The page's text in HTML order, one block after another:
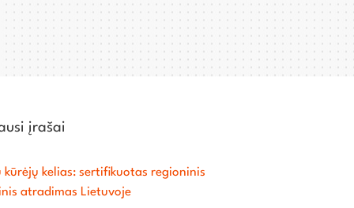
įrašai
kūrėjų kelias: sertifikuotas regioninis
atradimas Lietuvoje